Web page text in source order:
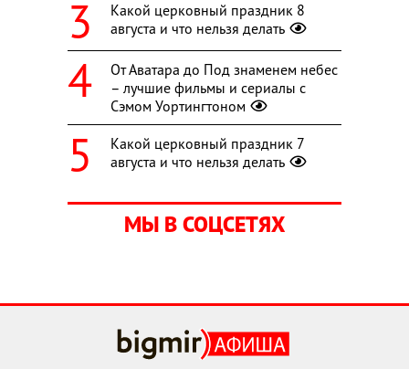
Какой церковный праздник 8
августа и что нельзя делать
От Аватара до Под знаменем небес
– лучшие фильмы и сериалы с
Сэмом Уортингтоном
Какой церковный праздник 7
августа и что нельзя делать
МЫ В СОЦСЕТЯХ